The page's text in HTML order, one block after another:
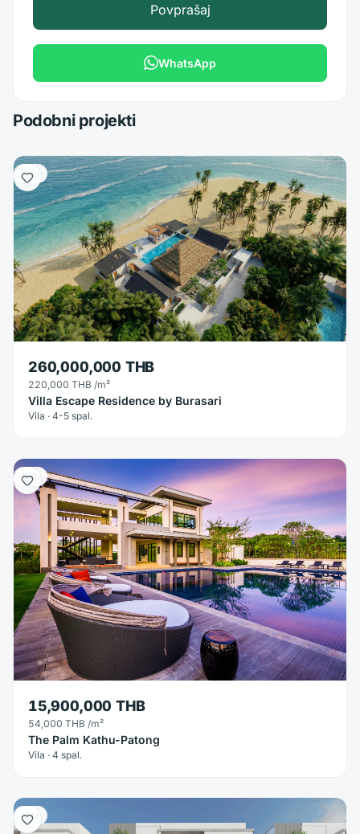
Povprašaj
WhatsApp
Podobni projekti
Vila
260,000,000 THB
220,000 THB /m²
Villa Escape Residence by Burasari
Vila · 4-5 spal.
Vila
15,900,000 THB
54,000 THB /m²
The Palm Kathu-Patong
Vila · 4 spal.
Vila